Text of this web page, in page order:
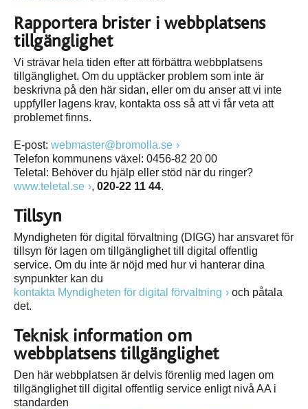
Rapportera brister i webbplatsens
tillgänglighet
Vi strävar hela tiden efter att förbättra webbplatsens
tillgänglighet. Om du upptäcker problem som inte är
beskrivna på den här sidan, eller om du anser att vi inte
uppfyller lagens krav, kontakta oss så att vi får veta att
problemet finns.
E-post: webmaster@bromolla.se
Telefon kommunens växel: 0456-82 20 00
Teletal: Behöver du hjälp eller stöd när du ringer?
www.teletal.se
, 020-22 11 44.
Tillsyn
Myndigheten för digital förvaltning (DIGG) har ansvaret för
tillsyn för lagen om tillgänglighet till digital offentlig
service. Om du inte är nöjd med hur vi hanterar dina
synpunkter kan du
kontakta Myndigheten för digital förvaltning
och påtala
det.
Teknisk information om
webbplatsens tillgänglighet
Den här webbplatsen är delvis förenlig med lagen om
tillgänglighet till digital offentlig service enligt nivå AA i
standarden